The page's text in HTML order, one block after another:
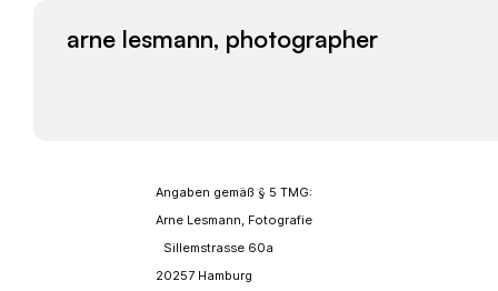
arne lesmann, photographer
Angaben gemäß § 5 TMG:
Arne Lesmann, Fotografie
Sillemstrasse 60a
20257 Hamburg